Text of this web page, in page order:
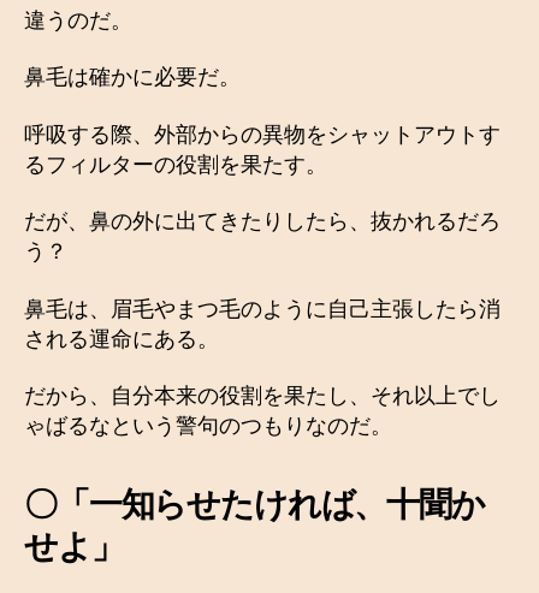
違うのだ。
鼻毛は確かに必要だ。
呼吸する際、外部からの異物をシャットアウトす
るフィルターの役割を果たす。
だが、鼻の外に出てきたりしたら、抜かれるだろ
う？
鼻毛は、眉毛やまつ毛のように自己主張したら消
される運命にある。
だから、自分本来の役割を果たし、それ以上でし
ゃばるなという警句のつもりなのだ。
〇「一知らせたければ、十聞か
せよ」